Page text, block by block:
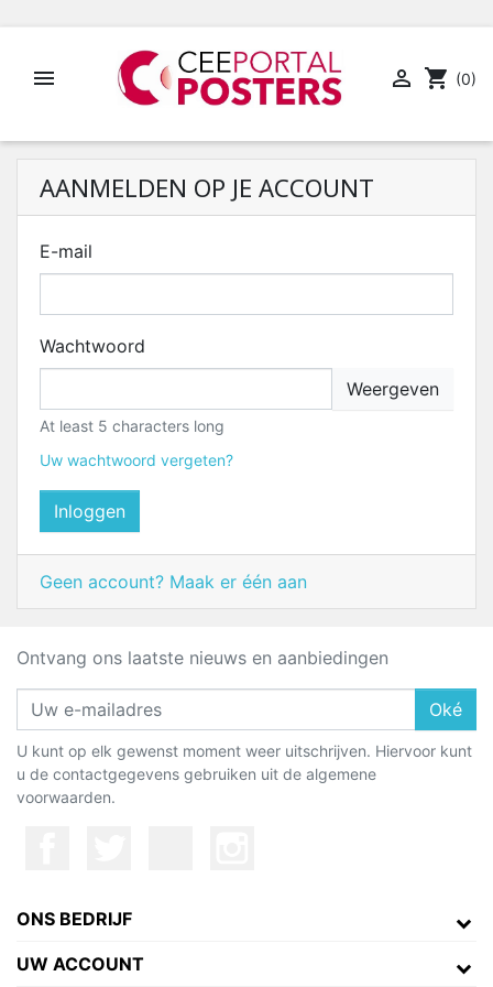
  shopping_cart (0)
AANMELDEN OP JE ACCOUNT
E-mail
Wachtwoord
Weergeven
At least 5 characters long
Uw wachtwoord vergeten?
Inloggen
Geen account? Maak er één aan
Ontvang ons laatste nieuws en aanbiedingen
Oké
U kunt op elk gewenst moment weer uitschrijven. Hiervoor kunt
u de contactgegevens gebruiken uit de algemene
voorwaarden.
ONS BEDRIJF
UW ACCOUNT